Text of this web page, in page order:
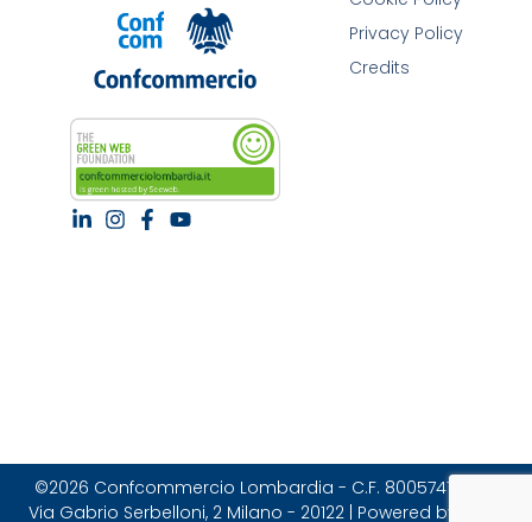
Privacy Policy
Credits
©2026 Confcommercio Lombardia - C.F. 80057470157 |
Via Gabrio Serbelloni, 2 Milano - 20122 | Powered by Brain